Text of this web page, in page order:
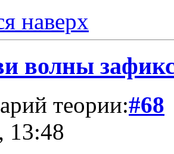
наверх
волны
теории:#68
13:48